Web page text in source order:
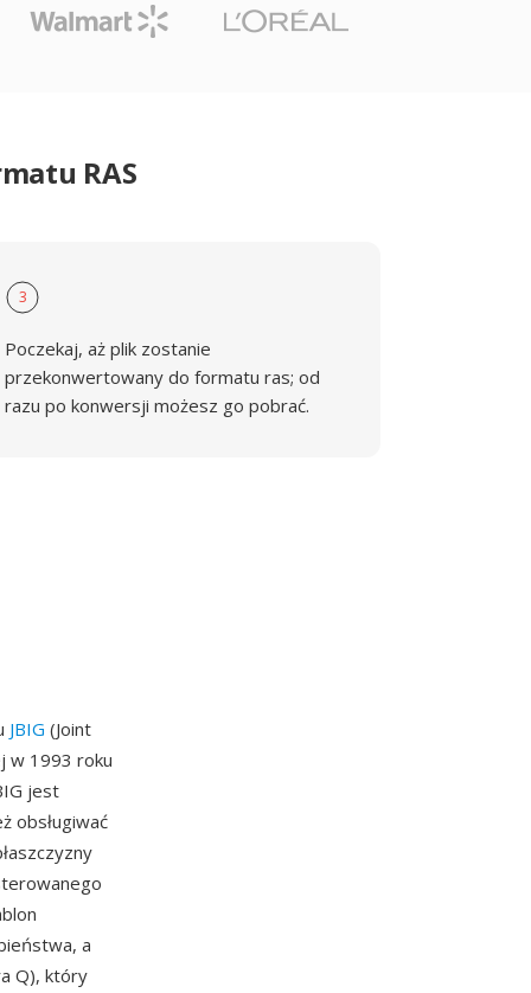
RAS
3
Poczekaj, aż plik zostanie
przekonwertowany do formatu ras; od
razu po konwersji możesz go pobrać.
JBIG (Joint
w 1993 roku
jest
obsługiwać
a
Q), który